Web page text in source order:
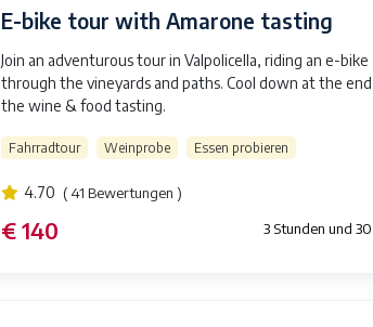
E-bike tour with Amarone tasting
Join an adventurous tour in Valpolicella, riding an e-bike
through the vineyards and paths. Cool down at the
the wine & food tasting.
Fahrradtour Weinprobe Essen probieren
4.70 ( 41 Bewertungen )
€ 140 3 Stunden und